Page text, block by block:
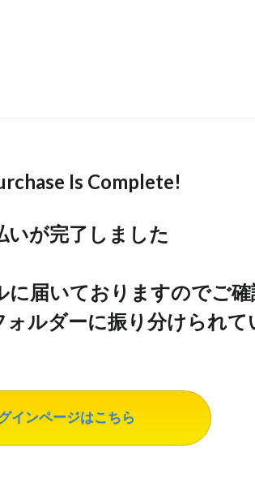
Is Complete!
いが完了しました
届いておりますのでご確
ォルダーに振り分けられ
インページはこちら